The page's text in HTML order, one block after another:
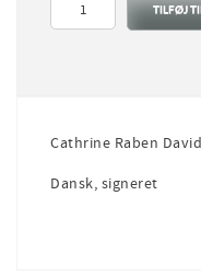
Raben
TILFØJ
Cathrine Raben
Dansk, signeret